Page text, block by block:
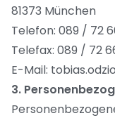
81373 München
Telefon: 089 / 72
Telefax: 089 / 72
E-Mail:
3.